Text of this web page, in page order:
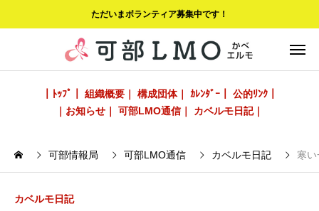
ただいまボランティア募集中です！
｜ﾄｯﾌﾟ｜ 組織概要｜ 構成団体｜ ｶﾚﾝﾀﾞｰ｜
公的ﾘﾝｸ｜
｜お知らせ｜
可部LMO通信｜ カベルモ日記｜
可部情報局 可部LMO通信 カベルモ日記 寒
カベルモ日記